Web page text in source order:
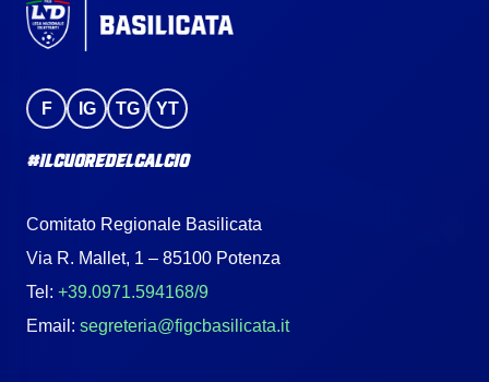
F IG TG YT
#IlCuoreDelCalcio
Comitato Regionale Basilicata
Via R. Mallet, 1 – 85100 Potenza
Tel: +39.0971.594168/9
Email: segreteria@figcbasilicata.it